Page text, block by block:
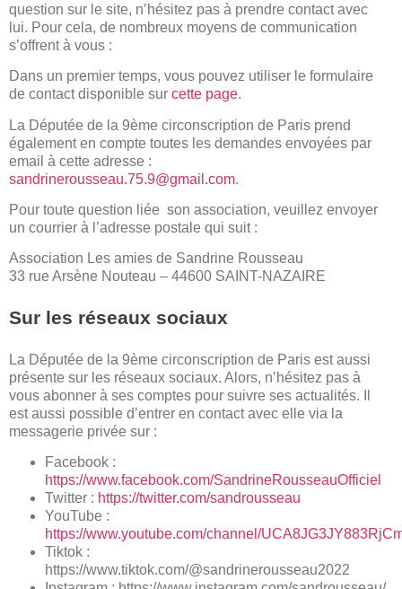
question sur le site, n’hésitez pas à prendre contact avec
lui. Pour cela, de nombreux moyens de communication
s’offrent à vous :
Dans un premier temps, vous pouvez utiliser le formulaire
de contact disponible sur cette page.
La Députée de la 9ème circonscription de Paris prend
également en compte toutes les demandes envoyées par
email à cette adresse :
sandrinerousseau.75.9@gmail.com.
Pour toute question liée son association, veuillez envoyer
un courrier à l’adresse postale qui suit :
Association Les amies de Sandrine Rousseau
33 rue Arsène Nouteau – 44600 SAINT-NAZAIRE
Sur les réseaux sociaux
La Députée de la 9ème circonscription de Paris est aussi
présente sur les réseaux sociaux. Alors, n’hésitez pas à
vous abonner à ses comptes pour suivre ses actualités. Il
est aussi possible d’entrer en contact avec elle via la
messagerie privée sur :
Facebook :
https://www.facebook.com/SandrineRousseauOfficiel
Twitter : https://twitter.com/sandrousseau
YouTube :
https://www.youtube.com/channel/
Tiktok :
https://www.tiktok.com/@sandrinerousseau2022